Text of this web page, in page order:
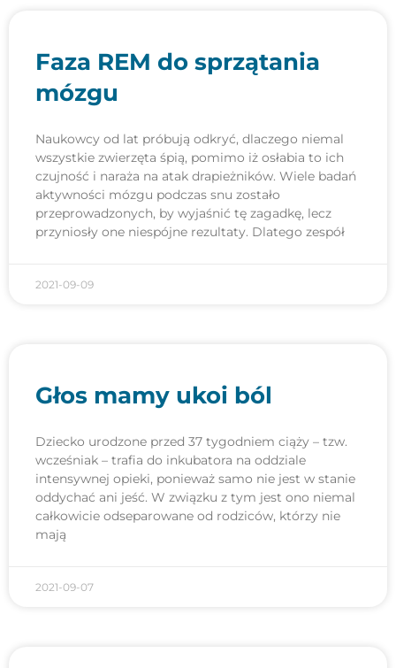
Faza REM do sprzątania
mózgu
Naukowcy od lat próbują odkryć, dlaczego niemal
wszystkie zwierzęta śpią, pomimo iż osłabia to ich
czujność i naraża na atak drapieżników. Wiele badań
aktywności mózgu podczas snu zostało
przeprowadzonych, by wyjaśnić tę zagadkę, lecz
przyniosły one niespójne rezultaty. Dlatego zespół
2021-09-09
Głos mamy ukoi ból
Dziecko urodzone przed 37 tygodniem ciąży – tzw.
wcześniak – trafia do inkubatora na oddziale
intensywnej opieki, ponieważ samo nie jest w stanie
oddychać ani jeść. W związku z tym jest ono niemal
całkowicie odseparowane od rodziców, którzy nie
mają
2021-09-07